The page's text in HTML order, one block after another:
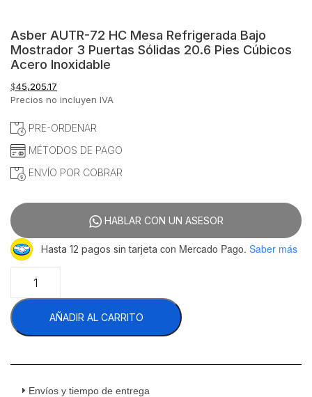
Asber AUTR-72 HC Mesa Refrigerada Bajo
Mostrador 3 Puertas Sólidas 20.6 Pies Cúbicos
Acero Inoxidable
$45,205.17
Precios no incluyen IVA
PRE-ORDENAR
MÉTODOS DE PAGO
ENVÍO POR COBRAR
HABLAR CON UN ASESOR
Hasta 12 pagos sin tarjeta con Mercado Pago. Saber más
AUTR-
72
HC
Mesa
Bajo
AÑADIR AL CARRITO
Envíos y tiempo de entrega